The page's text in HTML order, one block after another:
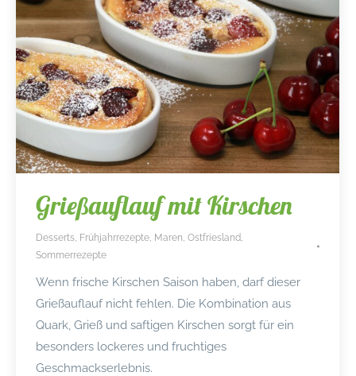
Grießauflauf mit Kirschen
Desserts Frühjahrrezepte Maren Ostfriesland
Sommerrezepte
Wenn frische Kirschen Saison haben, darf dieser
Grießauflauf nicht fehlen. Die Kombination aus
Quark, Grieß und saftigen Kirschen sorgt für ein
besonders lockeres und fruchtiges
Geschmackserlebnis.